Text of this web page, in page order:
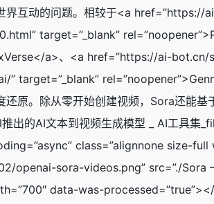
界互动的问题。相较于<a
target=”_blank”
a>、<a href=”https://ai-
target=”_blank”
还原。除从零开始创建视频，Sora还能
出的AI文本到视频生成模型 _ AI工具
class=”alignnone size-
sora-videos.png” src=”./Sora
data-was-